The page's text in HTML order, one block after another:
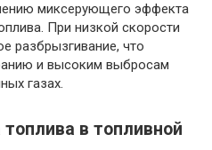
миксерующего эффекта
При низкой скорости
разбрызгивание, что
и высоким выбросам
газах.
в топливной